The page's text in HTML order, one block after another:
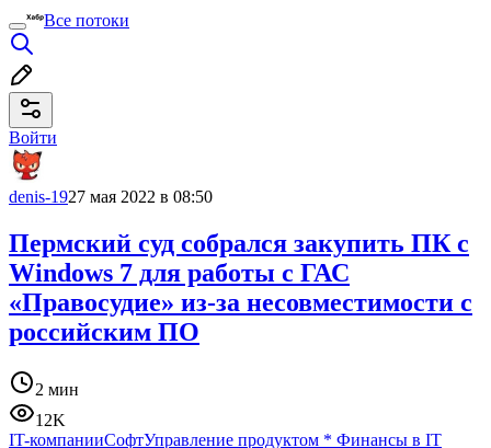
Все потоки
Войти
denis-1927 мая 2022 в 08:50
Пермский суд собрался закупить ПК с
Windows 7 для работы с ГАС
«Правосудие» из-за несовместимости с
российским ПО
2 мин
12K
IT-компанииСофтУправление продуктом * Финансы в IT